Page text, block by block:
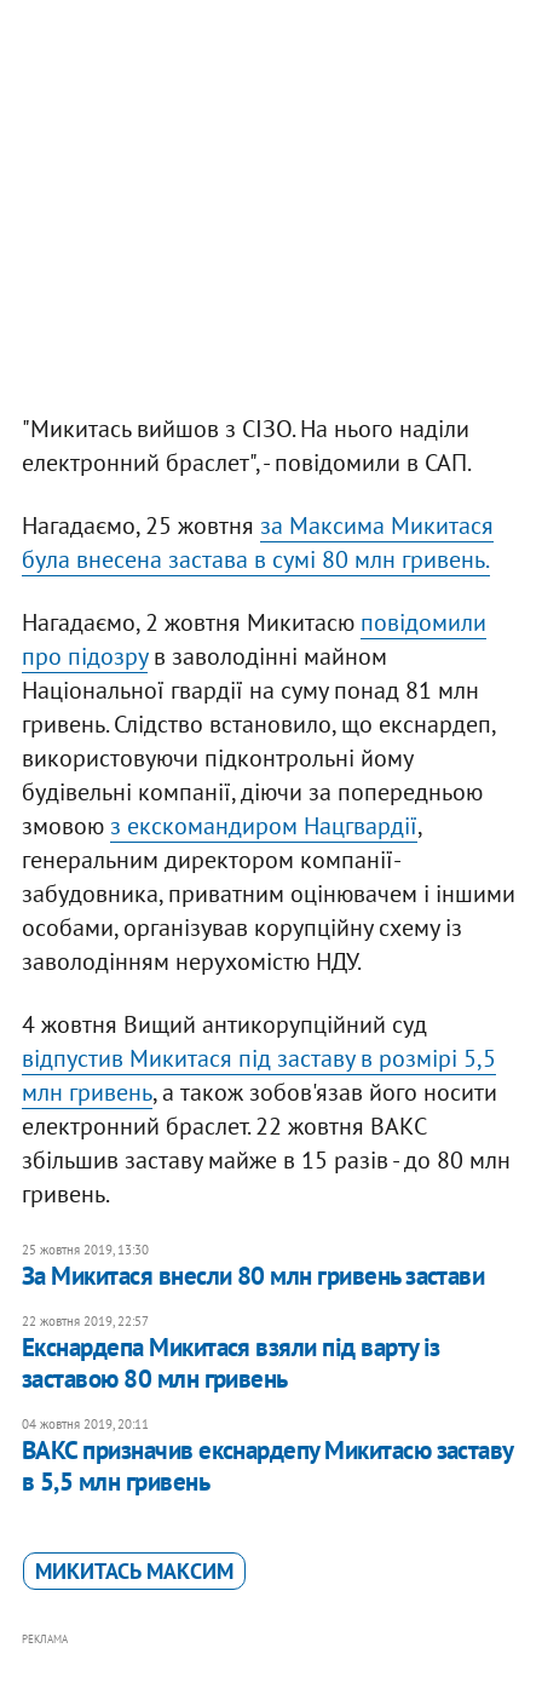
"Микитась вийшов з СІЗО. На нього наділи
електронний браслет", - повідомили в САП.
Нагадаємо, 25 жовтня за Максима Микитася
була внесена застава в сумі 80 млн гривень.
Нагадаємо, 2 жовтня Микитасю повідомили
про підозрув заволодінні майном
Національної гвардії на суму понад 81 млн
гривень. Слідство встановило, що екснардеп,
використовуючи підконтрольні йому
будівельні компанії, діючи за попередньою
змовою з екскомандиром Нацгвардії,
генеральним директором компанії-
забудовника, приватним оцінювачем і іншими
особами, організував корупційну схему із
заволодінням нерухомістю НДУ.
4 жовтня Вищий антикорупційний суд
відпустив Микитася під заставу в розмірі 5,5
млн гривень, а також зобов'язав його носити
електронний браслет. 22 жовтня ВАКС
збільшив заставу майже в 15 разів - до 80 млн
гривень.
25 жовтня 2019, 13:30
За Микитася внесли 80 млн гривень застави
22 жовтня 2019, 22:57
Екснардепа Микитася взяли під варту із
заставою 80 млн гривень
04 жовтня 2019, 20:11
ВАКС призначив екснардепу Микитасю заставу
в 5,5 млн гривень
МИКИТАСЬ МАКСИМ
РЕКЛАМА